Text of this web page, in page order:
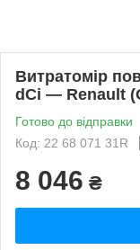
Витратомір
dСi — Renault
Готово до відправки
Код: 22 68 071 31R
8 046 ₴